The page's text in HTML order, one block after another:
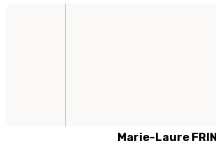
Marie-Laure FRIN